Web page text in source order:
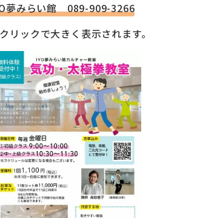
夢みらい館 089-909-3266
リックで大きく表示されます。